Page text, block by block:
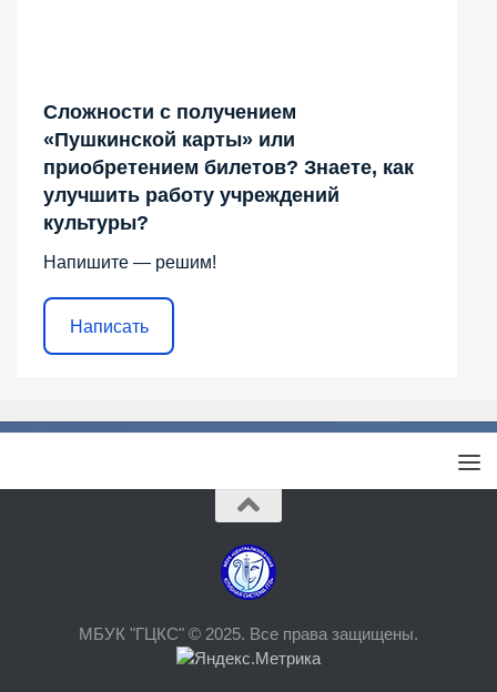
Сложности с получением
«Пушкинской карты» или
приобретением билетов? Знаете, как
улучшить работу учреждений
культуры?
Напишите — решим!
Написать
МБУК "ГЦКС" © 2025. Все права защищены.